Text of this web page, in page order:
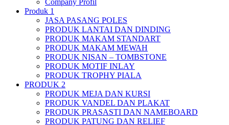
Company Profil
Produk 1
JASA PASANG POLES
PRODUK LANTAI DAN DINDING
PRODUK MAKAM STANDART
PRODUK MAKAM MEWAH
PRODUK NISAN – TOMBSTONE
PRODUK MOTIF INLAY
PRODUK TROPHY PIALA
PRODUK 2
PRODUK MEJA DAN KURSI
PRODUK VANDEL DAN PLAKAT
PRODUK PRASASTI DAN NAMEBOARD
PRODUK PATUNG DAN RELIEF